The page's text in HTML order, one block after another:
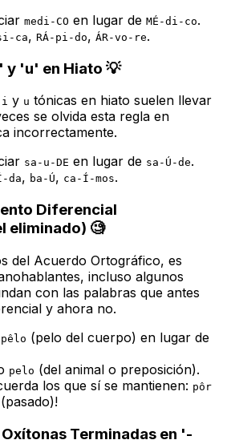
medi-CO en lugar de MÉ-di-co.
ca, RÁ-pi-do, ÁR-vo-re.
'u' en Hiato 💡
i y u tónicas en hiato suelen llevar
se olvida esta regla en
incorrectamente.
sa-u-DE en lugar de sa-Ú-de.
da, ba-Ú, ca-Í-mos.
Diferencial
eliminado) 🧐
del Acuerdo Ortográfico, es
incluso algunos
con las palabras que antes
y ahora no.
pêlo (pelo del cuerpo) en lugar de
pelo (del animal o preposición).
los que sí se mantienen: pôr
(pasado)!
Terminadas en '-